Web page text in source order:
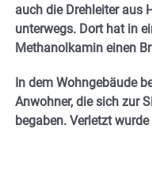
auch die Drehleiter aus
unterwegs. Dort hat in
Methanolkamin einen
In dem Wohngebäude
Anwohner, die sich zur
begaben. Verletzt